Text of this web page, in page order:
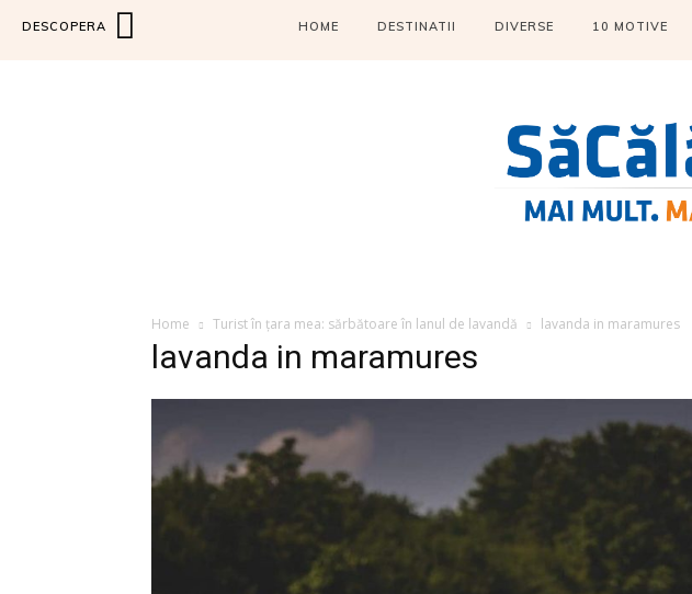
DESCOPERA HOME DESTINATII DIVERSE 10 MOTIVE
Home Turist în țara mea: sărbătoare în lanul de lavandă lavanda in maramures
lavanda in maramures